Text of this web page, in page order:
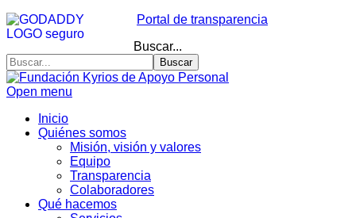
Portal de transparencia
Buscar...
Buscar
Open menu
Inicio
Quiénes somos
Misión, visión y valores
Equipo
Transparencia
Colaboradores
Qué hacemos